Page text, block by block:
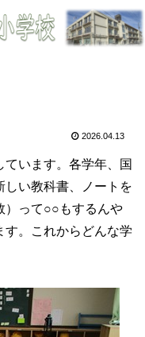
2026.04.13
います。各学年、国
い教科書、ノートを
）って○○もするんや
す。これからどんな学